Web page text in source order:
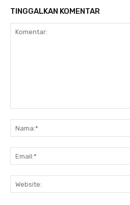
TINGGALKAN KOMENTAR